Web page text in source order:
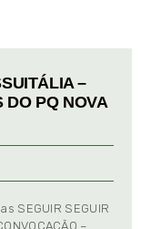
–
DO PQ NOVA
SEGUIR SEGUIR
–